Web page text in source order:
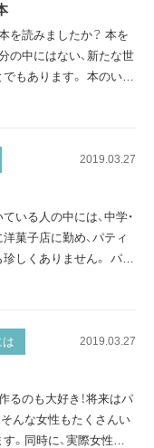
ら経営まで一人でこな
あれば…
を読みましたか？ 本を
の中にはない、新たな世
もあります。 本のいい
シエも自分のペースで、
識を増やしたいと思っ
心者向けのものから上
さまざ…
2019.03.27
いる人の中には、中学・
菓子店に勤め、パティ
しくありません。 パテ
自分の技を磨きなが
ようです。ここでは、
パティシエはできる？
して働くこ…
2019.03.27
るのも大好き！将来はパ
。同時に、実際女性が